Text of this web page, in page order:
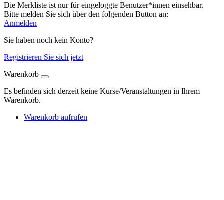
Die Merkliste ist nur für eingeloggte Benutzer*innen einsehbar.
Bitte melden Sie sich über den folgenden Button an:
Anmelden
Sie haben noch kein Konto?
Registrieren Sie sich jetzt
Warenkorb
Es befinden sich derzeit keine Kurse/Veranstaltungen in Ihrem
Warenkorb.
Warenkorb aufrufen